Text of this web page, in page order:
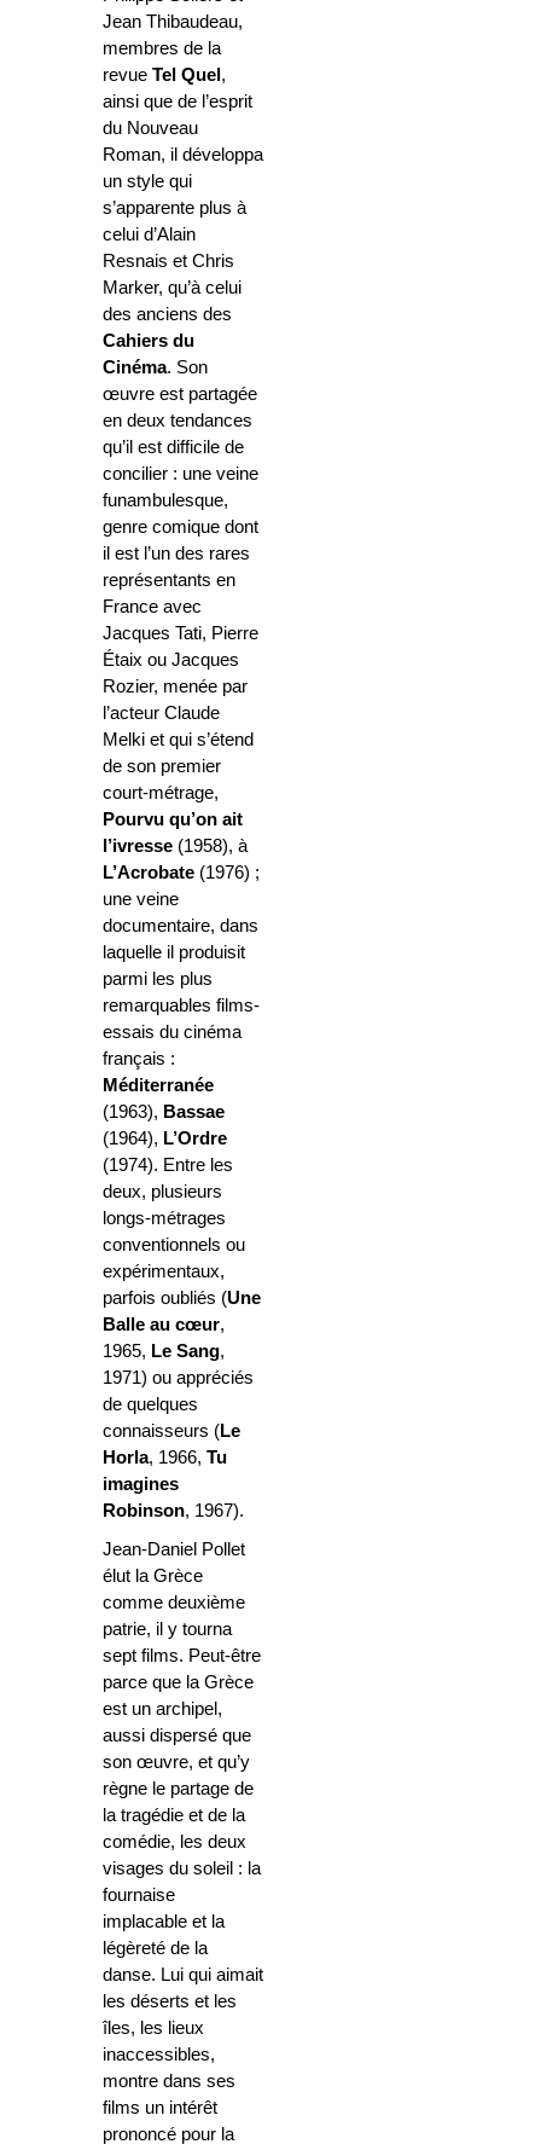
Jean Thibaudeau,
membres de la
revue Tel Quel ,
ainsi que de l’esprit
du Nouveau
Roman, il développa
un style qui
s’apparente plus à
celui d’Alain
Resnais et Chris
Marker, qu’à celui
des anciens des
Cahiers du
Cinéma. Son
œuvre est partagée
en deux tendances
qu’il est difficile de
concilier : une veine
funambulesque,
genre comique dont
il est l’un des rares
représentants en
France avec
Jacques Tati, Pierre
Étaix ou Jacques
Rozier, menée par
l’acteur Claude
Melki et qui s’étend
de son premier
court-métrage,
Pourvu qu’on ait
l’ivresse (1958), à
L’Acrobate (1976) ;
une veine
documentaire, dans
laquelle il produisit
parmi les plus
remarquables films-
essais du cinéma
français :
Méditerranée
(1963), Bassae
(1964), L’Ordre
(1974). Entre les
deux, plusieurs
longs-métrages
conventionnels ou
expérimentaux,
parfois oubliés (Une
Balle au cœur,
1965, Le Sang,
1971) ou appréciés
de quelques
connaisseurs (Le
Horla, 1966, Tu
imagines
Robinson, 1967).
Jean-Daniel Pollet
élut la Grèce
comme deuxième
patrie, il y tourna
sept films. Peut-être
parce que la Grèce
est un archipel,
aussi dispersé que
son œuvre, et qu’y
règne le partage de
la tragédie et de la
comédie, les deux
visages du soleil : la
fournaise
implacable et la
légèreté de la
danse. Lui qui aimait
les déserts et les
îles, les lieux
inaccessibles,
montre dans ses
films un intérêt
prononcé pour la